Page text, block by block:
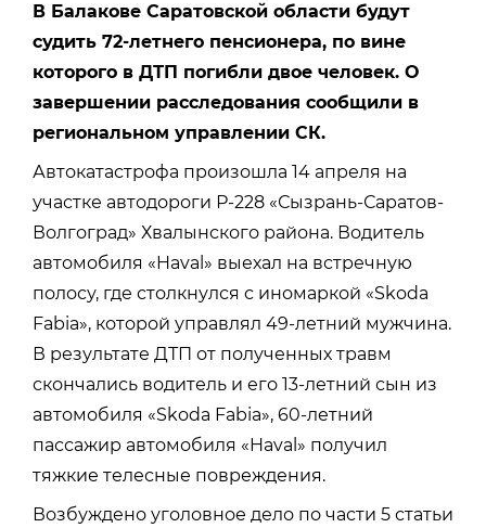
В Балакове Саратовской области будут
судить 72-летнего пенсионера, по вине
которого в ДТП погибли двое человек. О
завершении расследования сообщили в
региональном управлении СК.
Автокатастрофа произошла 14 апреля на
участке автодороги Р-228 «Сызрань-Саратов-
Волгоград» Хвалынского района. Водитель
автомобиля «Haval» выехал на встречную
полосу, где столкнулся с иномаркой «Skoda
Fabia», которой управлял 49-летний мужчина.
В результате ДТП от полученных травм
скончались водитель и его 13-летний сын из
автомобиля «Skoda Fabia», 60-летний
пассажир автомобиля «Haval» получил
тяжкие телесные повреждения.
Возбуждено уголовное дело по части 5 статьи